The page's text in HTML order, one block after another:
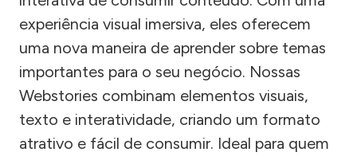
experiência visual imersiva, eles oferecem
uma nova maneira de aprender sobre temas
importantes para o seu negócio. Nossas
Webstories combinam elementos visuais,
texto e interatividade, criando um formato
atrativo e fácil de consumir. Ideal para quem